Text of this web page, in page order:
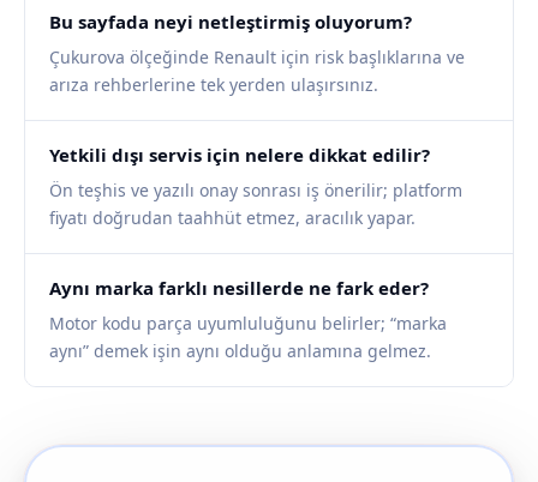
Bu sayfada neyi netleştirmiş oluyorum?
Çukurova ölçeğinde Renault için risk başlıklarına ve
arıza rehberlerine tek yerden ulaşırsınız.
Yetkili dışı servis için nelere dikkat edilir?
Ön teşhis ve yazılı onay sonrası iş önerilir; platform
fiyatı doğrudan taahhüt etmez, aracılık yapar.
Aynı marka farklı nesillerde ne fark eder?
Motor kodu parça uyumluluğunu belirler; “marka
aynı” demek işin aynı olduğu anlamına gelmez.